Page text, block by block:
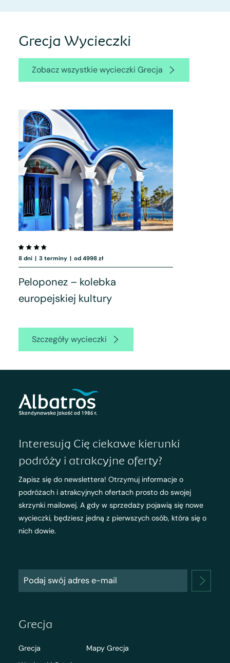
Grecja Wycieczki
Zobacz wszystkie wycieczki Grecja
8 dni | 3 terminy | od 4998 zł
Peloponez – kolebka
europejskiej kultury
Szczegóły wycieczki
Interesują Cię ciekawe kierunki
podróży i atrakcyjne oferty?
Zapisz się do newslettera! Otrzymuj informacje o
podróżach i atrakcyjnych ofertach prosto do swojej
skrzynki mailowej. A gdy w sprzedaży pojawią się nowe
wycieczki, będziesz jedną z pierwszych osób, która się o
nich dowie.
Grecja
Grecja
Mapy Grecja